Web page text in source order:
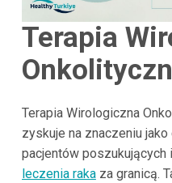
Terapia
Terapia Wirologiczna
zyskuje na znaczeniu
pacjentów poszukujących
leczenia rakaza granicą.